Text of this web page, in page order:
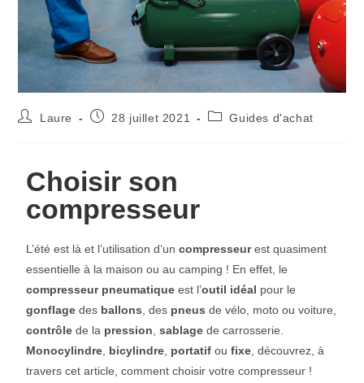
Laure 28 juillet 2021 Guides d'achat
Choisir son
compresseur
L’été est là et l’utilisation d’uncompresseurest quasiment
essentielle à la maison ou au camping ! En effet, le
compresseur pneumatique est l’outil idéal pour le
gonflage des ballons , des pneus de vélo, moto ou voiture,
contrôle de la pression ,sablage de carrosserie.
Monocylindre bicylindre portatif oufixe , découvrez, à
travers cet article, comment choisir votre compresseur !